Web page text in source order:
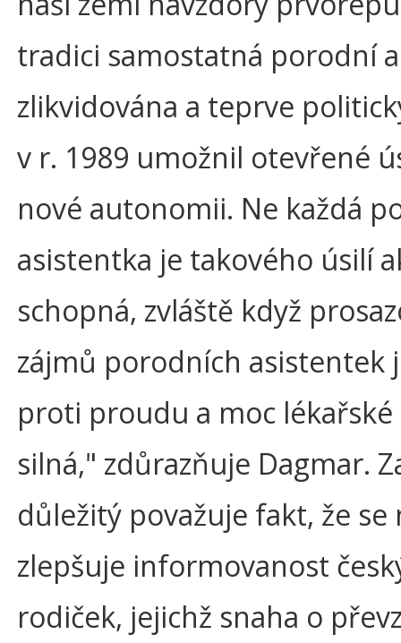
tradici samostatná porodní
zlikvidována a teprve
v r. 1989 umožnil otevřené
nové autonomii. Ne každá
asistentka je takového úsilí
schopná, zvláště když
zájmů porodních asistentek
proti proudu a moc
silná," zdůrazňuje Dagmar.
důležitý považuje fakt, že se
zlepšuje informovanost
rodiček, jejichž snaha o